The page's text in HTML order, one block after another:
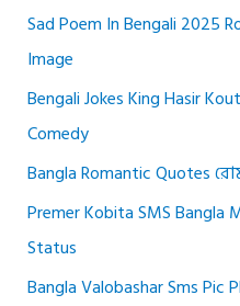
Sad Poem In Bengali 2025
Image
Bengali Jokes King Hasir
Comedy
Bangla Romantic Quotes
Premer Kobita SMS Bangla
Status
Bangla Valobashar Sms Pic